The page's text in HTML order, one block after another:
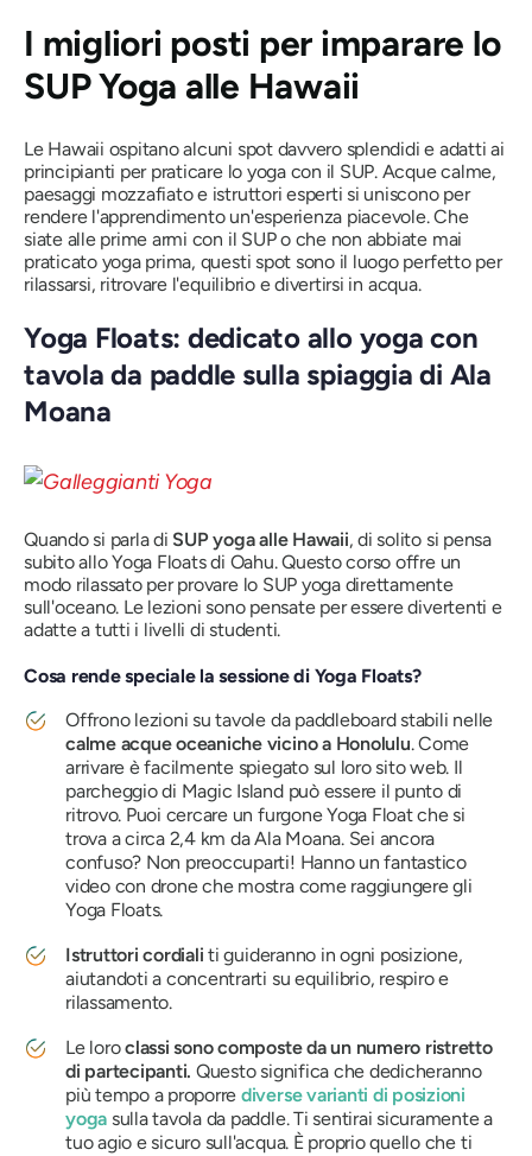
I migliori posti per imparare lo
SUP Yoga alle Hawaii
Le Hawaii ospitano alcuni spot davvero splendidi e adatti ai
principianti per praticare lo yoga con il SUP. Acque calme,
paesaggi mozzafiato e istruttori esperti si uniscono per
rendere l'apprendimento un'esperienza piacevole. Che
siate alle prime armi con il SUP o che non abbiate mai
praticato yoga prima, questi spot sono il luogo perfetto per
rilassarsi, ritrovare l'equilibrio e divertirsi in acqua.
Yoga Floats: dedicato allo yoga con
tavola da paddle sulla spiaggia di Ala
Moana
Quando si parla di SUP yoga alle Hawaii, di solito si pensa
subito allo Yoga Floats di Oahu. Questo corso offre un
modo rilassato per provare lo SUP yoga direttamente
sull'oceano. Le lezioni sono pensate per essere divertenti e
adatte a tutti i livelli di studenti.
Cosa rende speciale la sessione di Yoga Floats?
Offrono lezioni su tavole da paddleboard stabili nelle
calme acque oceaniche vicino a Honolulu. Come
arrivare è facilmente spiegato sul loro sito web. Il
parcheggio di Magic Island può essere il punto di
ritrovo. Puoi cercare un furgone Yoga Float che si
trova a circa 2,4 km da Ala Moana. Sei ancora
confuso? Non preoccuparti! Hanno un fantastico
video con drone che mostra come raggiungere gli
Yoga Floats.
Istruttori cordialiti guideranno in ogni posizione,
aiutandoti a concentrarti su equilibrio, respiro e
rilassamento.
Le loroclassi sono composte da un numero ristretto
di partecipanti. Questo significa che dedicheranno
più tempo a proporre diverse varianti di posizioni
yoga sulla tavola da paddle. Ti sentirai sicuramente a
tuo agio e sicuro sull'acqua. È proprio quello che ti